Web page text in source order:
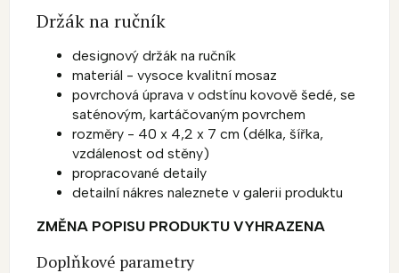
Držák na ručník
designový držák na ručník
materiál - vysoce kvalitní mosaz
povrchová úprava v odstínu kovově šedé, se
saténovým, kartáčovaným povrchem
rozměry - 40 x 4,2 x 7 cm (délka, šířka,
vzdálenost od stěny)
propracované detaily
detailní nákres naleznete v galerii produktu
ZMĚNA POPISU PRODUKTU VYHRAZENA
Doplňkové parametry